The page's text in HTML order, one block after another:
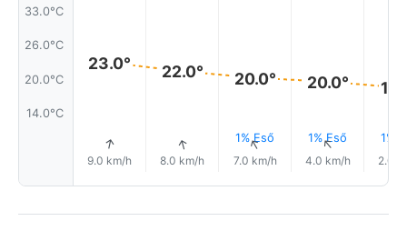
33.0°C
26.0°C
20.0°C
14.0°C
23.0°
↑
9.0 km/h
22.0°
↑
8.0 km/h
20.0°
1% Eső
↑
7.0 km/h
20.0°
1% Eső
↑
4.0 km/h
1%
2.0